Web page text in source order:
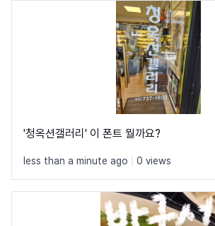
'청옥션갤러리' 이 폰트 뭘까요?
less than a minute ago 0 views